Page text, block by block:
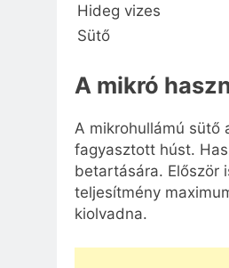
Hideg vizes
Sütő
A mikró
A mikrohullámú sütő
fagyasztott húst.
betartására. Először
teljesítmény
kiolvadna.